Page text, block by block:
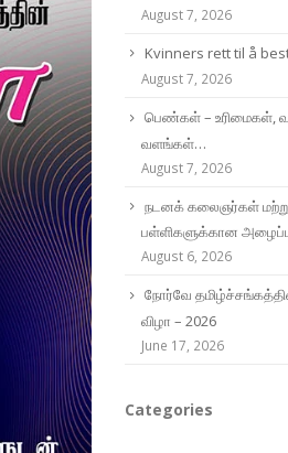
August 7, 2026
Kvinners rett til å
August 7, 2026
பெண்கள் – உரிமைகள்,
வளங்கள்…
August 7, 2026
நடனக் கலைஞர்கள்
பள்ளிகளுக்கான
August 6, 2026
நோர்வே
விழா – 2026
June 17, 2026
Categories